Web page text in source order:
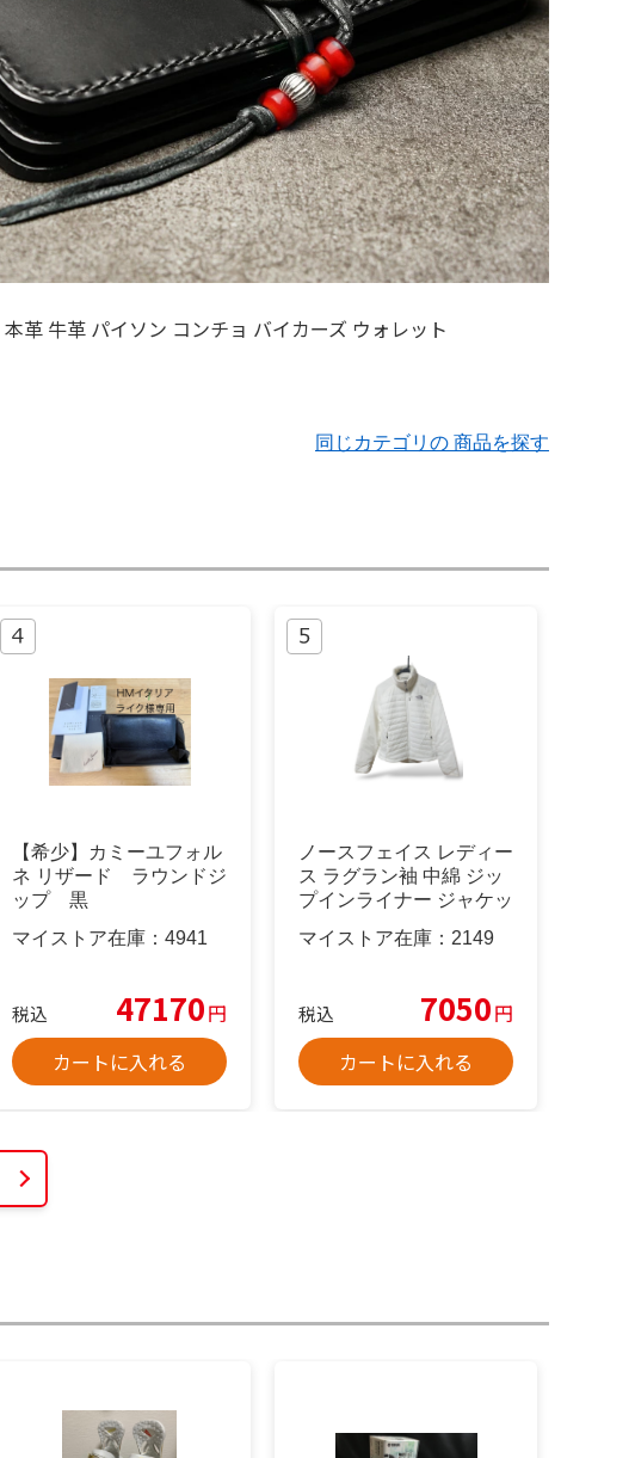
同じカテゴリの 商品を探す
【希少】カミーユフォル
ネ リザード ラウンドジ
ップ 黒
マイストア在庫： 4941
税込 47170円
カートに入れる
ノースフェイス レディー
ス ラグラン袖 中綿 ジッ
プインライナー ジャケッ
マイストア在庫： 2149
税込 7050円
カートに入れる